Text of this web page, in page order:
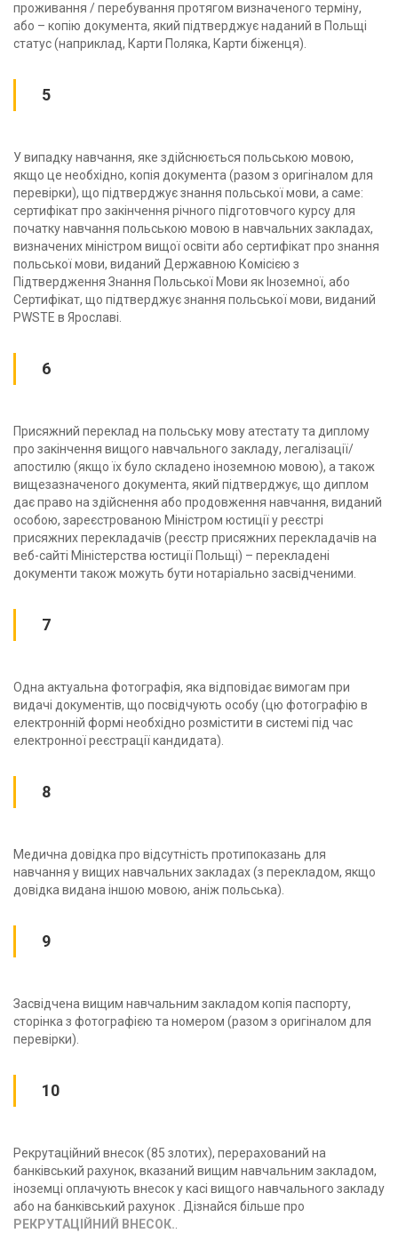
проживання / перебування протягом визначеного терміну,
або – копію документа, який підтверджує наданий в Польщі
статус (наприклад, Карти Поляка, Карти біженця).
5
У випадку навчання, яке здійснюється польською мовою,
якщо це необхідно, копія документа (разом з оригіналом для
перевірки), що підтверджує знання польської мови, а саме:
сертифікат про закінчення річного підготовчого курсу для
початку навчання польською мовою в навчальних закладах,
визначених міністром вищої освіти або сертифікат про знання
польської мови, виданий Державною Комісією з
Підтвердження Знання Польської Мови як Іноземної, або
Сертифікат, що підтверджує знання польської мови, виданий
PWSTE в Ярославі.
6
Присяжний переклад на польську мову атестату та диплому
про закінчення вищого навчального закладу, легалізації/
апостилю (якщо їх було складено іноземною мовою), а також
вищезазначеного документа, який підтверджує, що диплом
дає право на здійснення або продовження навчання, виданий
особою, зареєстрованою Міністром юстиції у реєстрі
присяжних перекладачів (реєстр присяжних перекладачів на
веб-сайті Міністерства юстиції Польщі) – перекладені
документи також можуть бути нотаріально засвідченими.
7
Одна актуальна фотографія, яка відповідає вимогам при
видачі документів, що посвідчують особу (цю фотографію в
електронній формі необхідно розмістити в системі під час
електронної реєстрації кандидата).
8
Медична довідка про відсутність протипоказань для
навчання у вищих навчальних закладах (з перекладом, якщо
довідка видана іншою мовою, аніж польська).
9
Засвідчена вищим навчальним закладом копія паспорту,
сторінка з фотографією та номером (разом з оригіналом для
перевірки).
10
Рекрутаційний внесок (85 злотих), перерахований на
банківський рахунок, вказаний вищим навчальним закладом,
іноземці оплачують внесок у касі вищого навчального закладу
або на банківський рахунок . Дізнайся більше про
РЕКРУТАЦІЙНИЙ ВНЕСОК.